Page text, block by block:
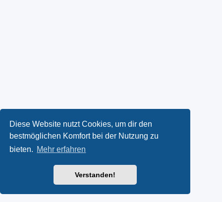
Diese Website nutzt Cookies, um dir den
bestmöglichen Komfort bei der Nutzung zu
bieten. Mehr erfahren
Verstanden!